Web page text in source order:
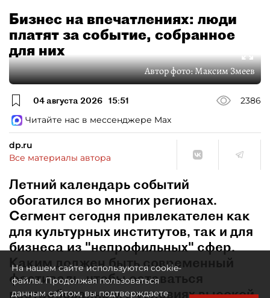
Бизнес на впечатлениях: люди
платят за событие, собранное
для них
Автор фото:Максим Змеев
04 августа 2026 15:51
2386
Читайте нас в мессенджере Max
dp.ru
Все материалы автора
Летний календарь событий
обогатился во многих регионах.
Сегмент сегодня привлекателен как
для культурных институтов, так и для
бизнеса из "непрофильных" сфер.
Каким должен быть современный
фестиваль, чтобы оставаться
востребованным в условиях высокой
На нашем сайте используются cookie-
файлы. Продолжая пользоваться
данным сайтом, вы подтверждаете